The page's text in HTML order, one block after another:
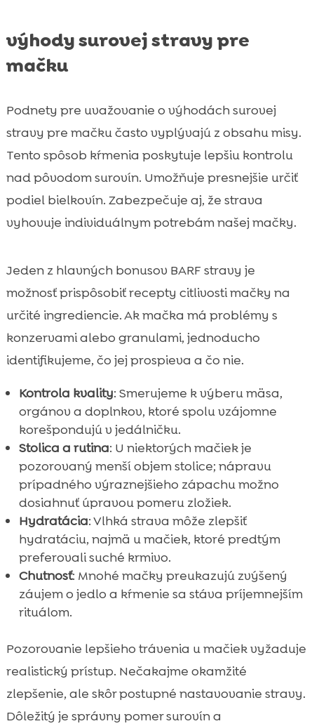
výhody surovej stravy pre
mačku
Podnety pre uvažovanie o výhodách surovej
stravy pre mačku často vyplývajú z obsahu misy.
Tento spôsob kŕmenia poskytuje lepšiu kontrolu
nad pôvodom surovín. Umožňuje presnejšie určiť
podiel bielkovín. Zabezpečuje aj, že strava
vyhovuje individuálnym potrebám našej mačky.
Jeden z hlavných bonusov BARF stravy je
možnosť prispôsobiť recepty citlivosti mačky na
určité ingrediencie. Ak mačka má problémy s
konzervami alebo granulami, jednoducho
identifikujeme, čo jej prospieva a čo nie.
Kontrola kvality: Smerujeme k výberu mäsa,
orgánov a doplnkov, ktoré spolu vzájomne
korešpondujú v jedálničku.
Stolica a rutina: U niektorých mačiek je
pozorovaný menší objem stolice; nápravu
prípadného výraznejšieho zápachu možno
dosiahnuť úpravou pomeru zložiek.
Hydratácia: Vlhká strava môže zlepšiť
hydratáciu, najmä u mačiek, ktoré predtým
preferovali suché krmivo.
Chutnosť: Mnohé mačky preukazujú zvýšený
záujem o jedlo a kŕmenie sa stáva príjemnejším
rituálom.
Pozorovanie lepšieho trávenia u mačiek vyžaduje
realistický prístup. Nečakajme okamžité
zlepšenie, ale skôr postupné nastavovanie stravy.
Dôležitý je správny pomer surovín a